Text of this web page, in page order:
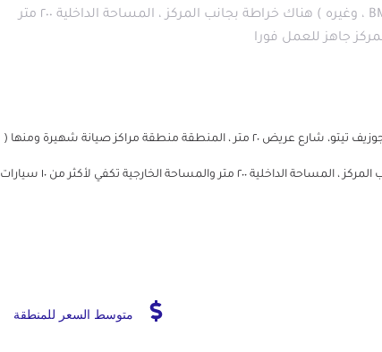
صيانة شهيرة ومنها ( سيد جولف ، ومنصور BMW ، وغيره ) هناك خراطة بجانب المركز ، المساحة الداخلية ٢٠٠ متر
المركز يقع في الهايكستب شارع ابو عز الموازي لشارع جوزيف تيتو، شارع عريض ٢٠ متر ، المنطقة منطقة مراكز صيانة شهيرة ومنها (
سيد جولف ، ومنصور BMW ، وغيره ) هناك خراطة بجانب المركز ، المساحة الداخلية ٢٠٠ متر والمساحة الخارجية تكفي لأكثر من ١٠ سيارات
متوسط السعر للمنطقة